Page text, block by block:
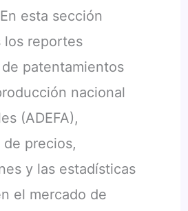
esta sección
los reportes
patentamientos
nacional
(ADEFA),
precios,
y las estadísticas
el mercado de